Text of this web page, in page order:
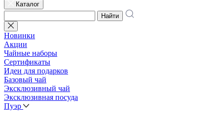
Каталог
Найти
Новинки
Акции
Чайные наборы
Сертификаты
Идеи для подарков
Базовый чай
Эксклюзивный чай
Эксклюзивная посуда
Пуэр